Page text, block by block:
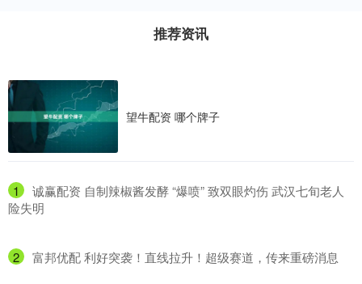
推荐资讯
望牛配资 哪个牌子
1
​诚赢配资 自制辣椒酱发酵 “爆喷” 致双眼灼伤 武汉七旬老人
险失明
2 ​富邦优配 利好突袭！直线拉升！超级赛道，传来重磅消息